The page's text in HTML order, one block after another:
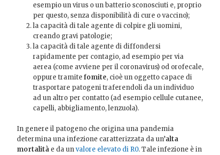
esempio un virus o un batterio sconosciuti e, proprio
per questo, senza disponibilità di cure o vaccino);
la capacità di tale agente di colpire gli uomini,
creando gravi patologie;
la capacità di tale agente di diffondersi
rapidamente per contagio, ad esempio per via
aerea (come avviene per il coronavirus) od orofecale,
oppure tramite fomite, cioè un oggetto capace di
trasportare patogeni traferendoli da un individuo
ad un altro per contatto (ad esempio cellule cutanee,
capelli, abbigliamento, lenzuola).
In genere il patogeno che origina una pandemia
determina una infezione caratterizzata da un’alta
mortalità e da unvalore elevato di R0. Tale infezione è in